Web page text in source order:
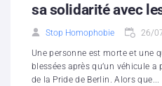
sa solidarité avec
Stop Homophobie 26/
Une personne est morte et une
blessées après qu’un véhicule
de la Pride de Berlin. Alors que...